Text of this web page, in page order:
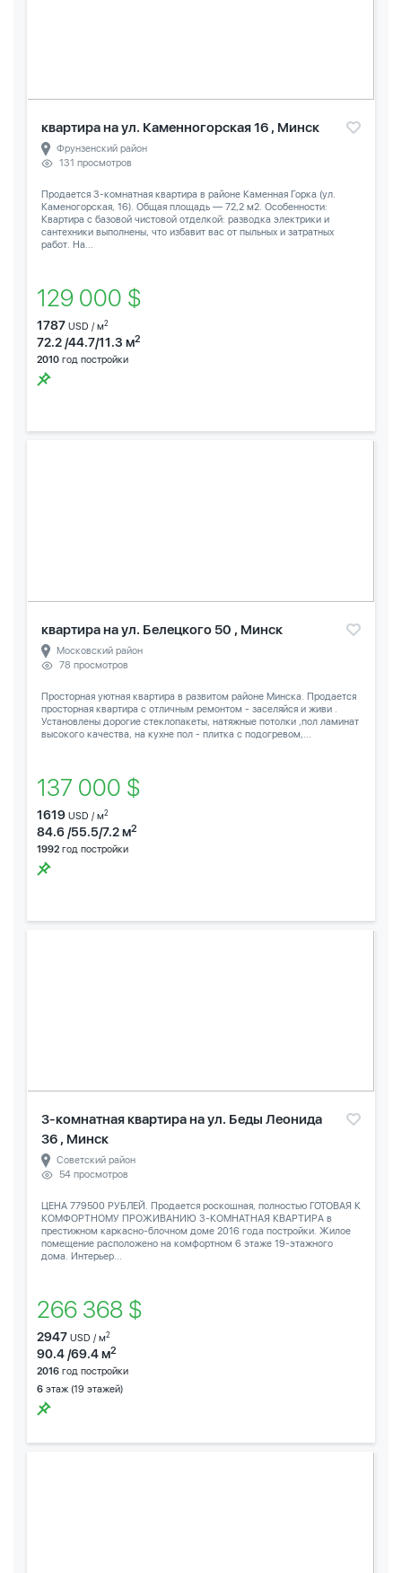
квартира на ул. Каменногорская 16 , Минск
Фрунзенский район
131 просмотров
Продается 3-комнатная квартира в районе Каменная Горка (ул.
Каменогорская, 16). Общая площадь — 72,2 м2. Особенности:
Квартира с базовой чистовой отделкой: разводка электрики и
сантехники выполнены, что избавит вас от пыльных и затратных
работ. На...
129 000 $
1787 USD / м2
72.2 /44.7/11.3 м2
2010 год постройки
квартира на ул. Белецкого 50 , Минск
Московский район
78 просмотров
Просторная уютная квартира в развитом районе Минска. Продается
просторная квартира с отличным ремонтом - заселяйся и живи .
Установлены дорогие стеклопакеты, натяжные потолки ,пол ламинат
высокого качества, на кухне пол - плитка с подогревом,...
137 000 $
1619 USD / м2
84.6 /55.5/7.2 м2
1992 год постройки
3-комнатная квартира на ул. Беды Леонида
36 , Минск
Советский район
54 просмотров
ЦЕНА 779500 РУБЛЕЙ. Продается роскошная, полностью ГОТОВАЯ К
КОМФОРТНОМУ ПРОЖИВАНИЮ 3-КОМНАТНАЯ КВАРТИРА в
престижном каркасно-блочном доме 2016 года постройки. Жилое
помещение расположено на комфортном 6 этаже 19-этажного
дома. Интерьер...
266 368 $
2947 USD / м2
90.4 /69.4 м2
2016 год постройки
6 этаж (19 этажей)